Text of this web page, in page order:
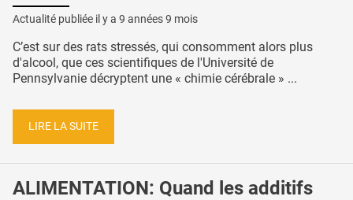
Actualité publiée il y a 9 années 9 mois
C’est sur des rats stressés, qui consomment alors plus
d'alcool, que ces scientifiques de l'Université de
Pennsylvanie décryptent une « chimie cérébrale » ...
LIRE LA SUITE
ALIMENTATION: Quand les additifs